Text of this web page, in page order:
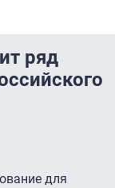
ряд
для